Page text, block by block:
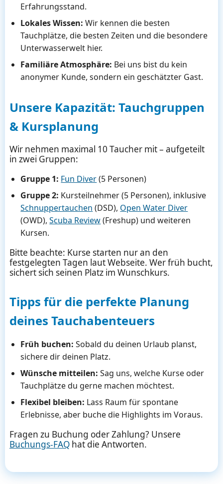
Erfahrungsstand.
Lokales Wissen: Wir kennen die besten
Tauchplätze, die besten Zeiten und die besondere
Unterwasserwelt hier.
Familiäre Atmosphäre: Bei uns bist du kein
anonymer Kunde, sondern ein geschätzter Gast.
Unsere Kapazität: Tauchgruppen
& Kursplanung
Wir nehmen maximal 10 Taucher mit – aufgeteilt
in zwei Gruppen:
Gruppe 1: Fun Diver(5 Personen)
Gruppe 2: Kursteilnehmer (5 Personen), inklusive
Schnuppertauchen (DSD), Open Water Diver
(OWD),Scuba Review(Freshup) und weiteren
Kursen.
Bitte beachte: Kurse starten nur an den
festgelegten Tagen laut Webseite. Wer früh bucht,
sichert sich seinen Platz im Wunschkurs.
Tipps für die perfekte Planung
deines Tauchabenteuers
Früh buchen: Sobald du deinen Urlaub planst,
sichere dir deinen Platz.
Wünsche mitteilen: Sag uns, welche Kurse oder
Tauchplätze du gerne machen möchtest.
Flexibel bleiben: Lass Raum für spontane
Erlebnisse, aber buche die Highlights im Voraus.
Fragen zu Buchung oder Zahlung? Unsere
Buchungs-FAQhat die Antworten.